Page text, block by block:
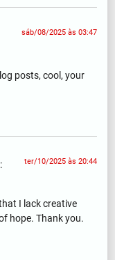
sáb/08/2025 às 03:47
posts, cool, your
ter/10/2025 às 20:44
I lack creative
hope. Thank you.